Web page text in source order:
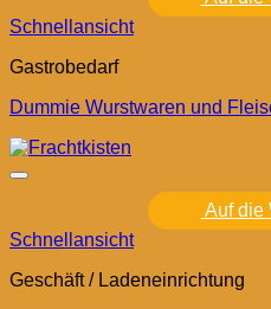
Schnellansicht
Gastrobedarf
Dummie Wurstwaren und
Auf die
Schnellansicht
Geschäft / Ladeneinrichtung